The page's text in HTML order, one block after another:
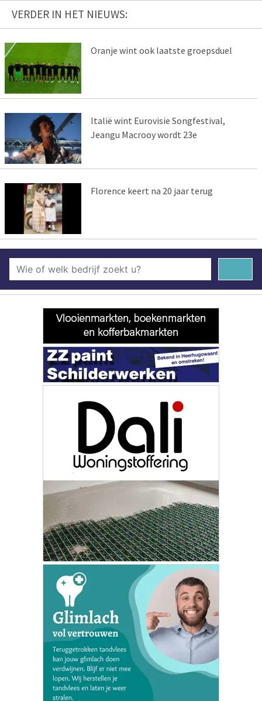
VERDER IN HET NIEUWS:
Oranje wint ook laatste groepsduel
Italië wint Eurovisie Songfestival,
Jeangu Macrooy wordt 23e
Florence keert na 20 jaar terug